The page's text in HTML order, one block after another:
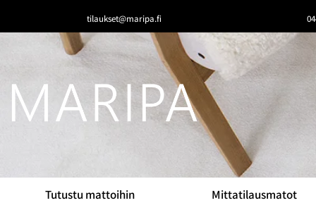
tilaukset@maripa.fi
Tutustu mattoihin Mittatilausmatot